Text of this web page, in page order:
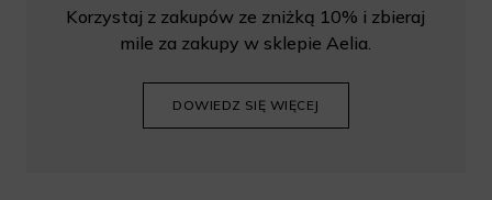
Korzystaj z zakupów ze zniżką 10% i zbieraj
mile za zakupy w sklepie Aelia.
DOWIEDZ SIĘ WIĘCEJ